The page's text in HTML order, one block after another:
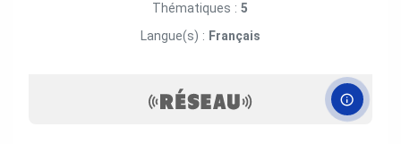
Thématiques : 5
Langue(s) : Français